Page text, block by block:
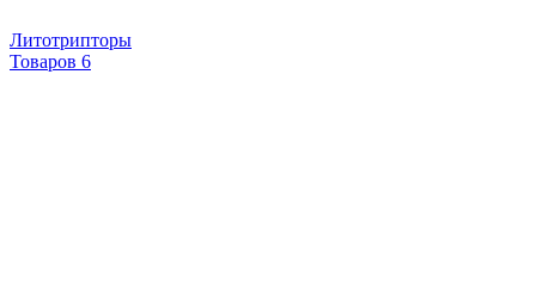
Литотрипторы
Товаров 6